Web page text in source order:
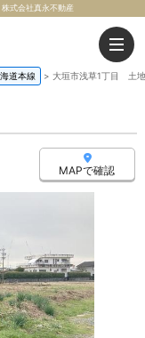
式会社真永不動産
海道本線 > 大垣市浅草1丁目 土地
MAPで確認